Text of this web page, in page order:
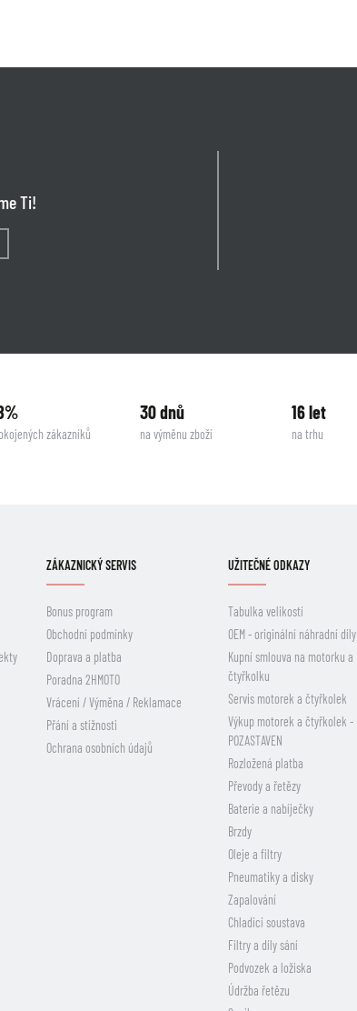
Ti!
zákazníků
30 dnů
na výměnu zboží
16 let
na trhu
ZÁKAZNICKÝ SERVIS
Bonus program
Obchodní podmínky
Doprava a platba
Poradna 2HMOTO
Vrácení / Výměna / Reklamace
Přání a stížnosti
Ochrana osobních údajů
UŽITEČNÉ ODKAZY
Tabulka velikostí
OEM - originální náhradní díly
Kupní smlouva na motorku a
čtyřkolku
Servis motorek a čtyřkolek
Výkup motorek a čtyřkolek -
POZASTAVEN
Rozložená platba
Převody a řetězy
Baterie a nabíječky
Brzdy
Oleje a filtry
Pneumatiky a disky
Zapalování
Chladicí soustava
Filtry a díly sání
Podvozek a ložiska
Údržba řetězu